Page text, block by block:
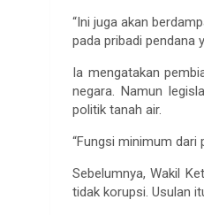
“Ini juga akan
pada pribadi pendana
Ia mengatakan
negara. Namun
politik tanah air.
“Fungsi minimum dari
Sebelumnya, Wakil
tidak korupsi. Usulan